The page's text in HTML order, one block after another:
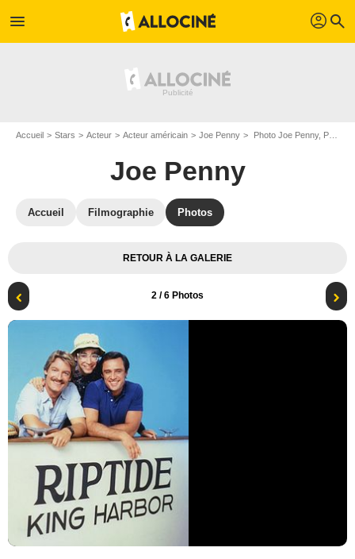
menu profil search
Accueil Stars Acteur Acteur américain Joe Penny Photo Joe Penny, Perry King, Thom Bray
Joe Penny
Accueil Filmographie Photos
RETOUR À LA GALERIE
2 / 6 Photos